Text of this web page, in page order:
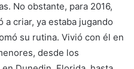
No obstante, para 2016,
a criar, ya estaba jugando
su rutina. Vivió con él en
desde los